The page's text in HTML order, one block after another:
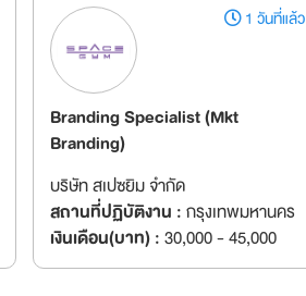
1 วันที่แล้ว
Branding Specialist (Mkt
Branding)
บริษัท สเปซยิม จำกัด
สถานที่ปฏิบัติงาน :กรุงเทพมหานคร
เงินเดือน(บาท) :30,000 - 45,000